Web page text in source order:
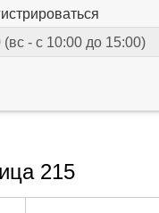
- с 10:00 до 15:00)
215